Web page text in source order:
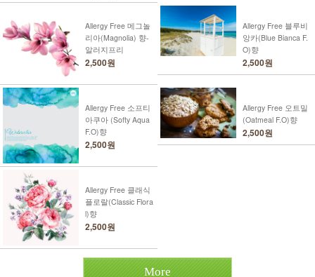
Allergy Free 메그놀
리아(Magnolia) 향-
알러지프리
2,500원
Allergy Free 블루비
앙카(Blue Bianca F.
O)향
2,500원
Allergy Free 소프티
아쿠아 (Softy Aqua
F.O)향
2,500원
Allergy Free 오트밀
(Oatmeal F.O)향
2,500원
Allergy Free 클래식
플로랄(Classic Flora
l)향
2,500원
More